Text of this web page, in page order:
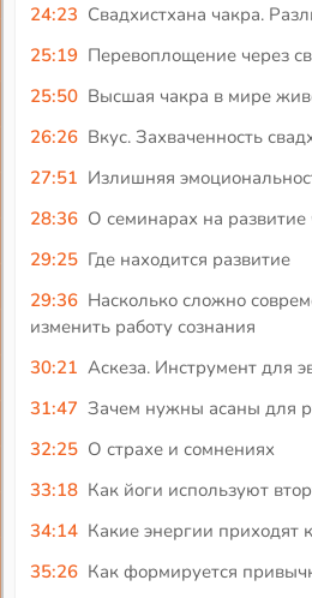
24:23 Свадхистхана чакра.
25:19 Перевоплощение через
25:50 Высшая чакра в мире
26:26 Вкус. Захваченность
27:51 Излишняя
28:36 О семинарах на развитие
29:25 Где находится развитие
29:36 Насколько сложно
изменить работу сознания
30:21 Аскеза. Инструмент для
31:47 Зачем нужны асаны для
32:25 О страхе и сомнениях
33:18 Как йоги используют
34:14 Какие энергии приходят
35:26 Как формируется